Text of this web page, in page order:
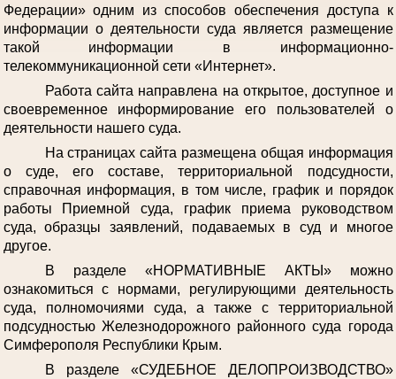
Федерации» одним из способов обеспечения доступа к
информации о деятельности суда является размещение
такой информации в информационно-
телекоммуникационной сети «Интернет».
Работа сайта направлена на открытое, доступное и
своевременное информирование его пользователей о
деятельности нашего суда.
На страницах сайта размещена общая информация
о суде, его составе, территориальной подсудности,
справочная информация, в том числе, график и порядок
работы Приемной суда, график приема руководством
суда, образцы заявлений, подаваемых в суд и многое
другое.
В разделе «НОРМАТИВНЫЕ АКТЫ» можно
ознакомиться с нормами, регулирующими деятельность
суда, полномочиями суда, а также с территориальной
подсудностью Железнодорожного районного суда города
Симферополя Республики Крым.
В разделе «СУДЕБНОЕ ДЕЛОПРОИЗВОДСТВО»